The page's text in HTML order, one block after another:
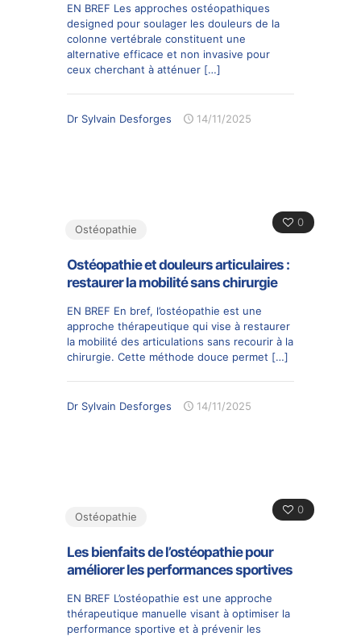
EN BREF Les approches ostéopathiques
designed pour soulager les douleurs de la
colonne vertébrale constituent une
alternative efficace et non invasive pour
ceux cherchant à atténuer […]
Dr Sylvain Desforges 14/11/2025
0
Ostéopathie
Ostéopathie et douleurs articulaires :
restaurer la mobilité sans chirurgie
EN BREF En bref, l’ostéopathie est une
approche thérapeutique qui vise à restaurer
la mobilité des articulations sans recourir à la
chirurgie. Cette méthode douce permet […]
Dr Sylvain Desforges 14/11/2025
0
Ostéopathie
Les bienfaits de l’ostéopathie pour
améliorer les performances sportives
EN BREF L’ostéopathie est une approche
thérapeutique manuelle visant à optimiser la
performance sportive et à prévenir les